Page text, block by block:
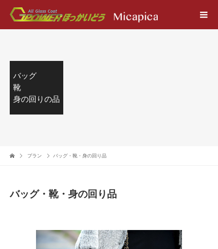
バッグ
靴
身の回りの品
プラン バッグ・靴・身の回り品
バッグ・靴・身の回り品